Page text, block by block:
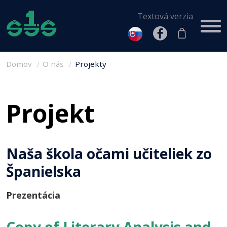
Textová verzia
Domov O nás Projekty
Projekt
Naša škola očami učiteliek zo
Španielska
Prezentácia